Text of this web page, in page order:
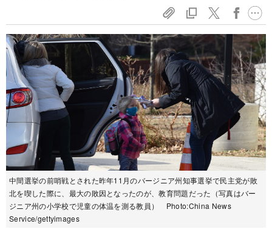
中間選挙の前哨戦とされた昨年11月のバージニア州知事選挙で民主党が敗
北を喫した際に、最大の敗因となったのが、教育問題だった（写真はバー
ジニア州の小学校で児童の体温を測る教員） Photo:China News
Service/gettyimages